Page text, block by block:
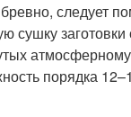
следует
сушку заготовки
порядка